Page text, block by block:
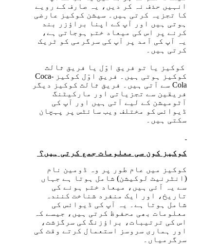
انہیں حذف نہ کر دیں، یہ صارف کے رویے
کا تجزیہ کرتی ہیں۔ سیشن کوکیز عارضی
ہوتی ہیں اور آپ کے اپنا براؤزر بند
کرنے پر اس کی میعاد ختم ہوجاتی ہے،
یہ آپ کی آمد پر آپ کی سرگرمی کو ٹریک
کرتی ہیں۔
کوکیز یا تو فریق اوّل یا فریق ثالث
کوکیز ہوتی ہیں۔ فریق اوّل کوکیز Coca-
Cola سے آتی ہیں۔ فریق ثالث کوکیز دیگر
فریقین سے تجزیاتی اور مارکیٹنگ
آٹومیشن کے لیے آتی ہیں اور آپ کی
ڈیوائس کو مختلف ویب سائٹس پر پہچان
سکتی ہیں۔
کوکیز کون سی معلومات جمع کرتی ہیں؟
کوکیز میں عام طور پر وہ ڈومین نام
(انٹرنیٹ لوکیشن) شامل ہوتا ہے جہاں
سے یہ آئی ہیں، میعاد ختم ہونے کی
تاریخ، اور ایک منفرد شناخت کنندہ
شامل ہوتا ہے۔ یہ آپ کی ڈیوائس کی
معلومات بھی محفوظ کرتی ہیں، جیسے کہ
اس کی ترتیبات، براؤزنگ کی سرگزشت،
اور ہماری سروسز استعمال کرتے وقت کی
سرگرمیاں۔